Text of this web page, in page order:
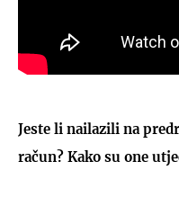
Jeste li nailazili na
račun? Kako su one